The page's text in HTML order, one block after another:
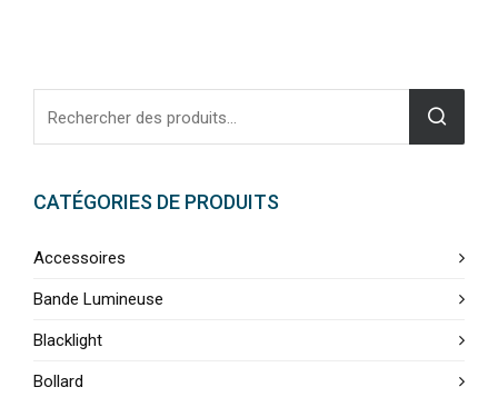
CATÉGORIES DE PRODUITS
Accessoires
Bande Lumineuse
Blacklight
Bollard